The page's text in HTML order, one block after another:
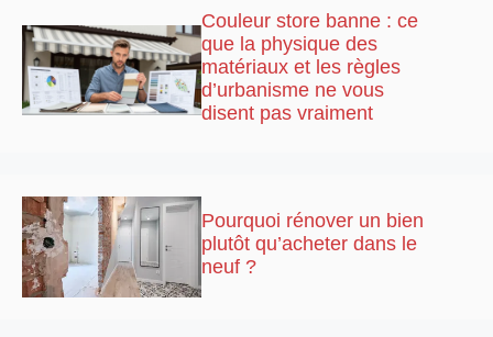
Couleur store banne : ce
que la physique des
matériaux et les règles
d’urbanisme ne vous
disent pas vraiment
Pourquoi rénover un bien
plutôt qu’acheter dans le
neuf ?